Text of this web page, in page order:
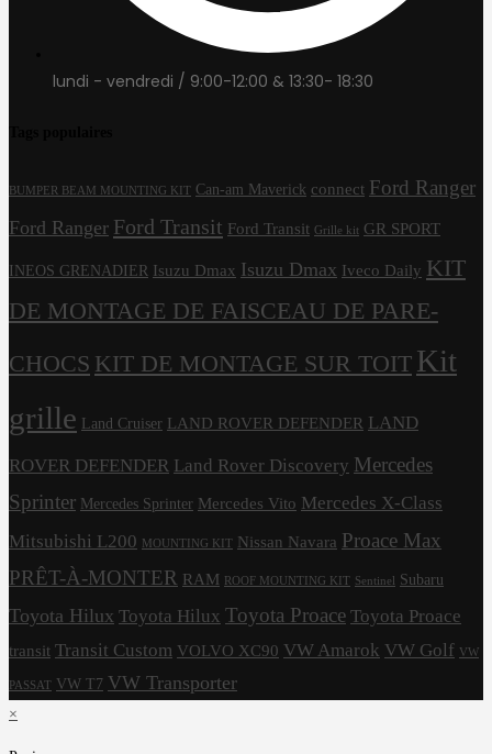
lundi - vendredi / 9:00-12:00 & 13:30- 18:30
BUMPER BEAM MOUNTING KIT Can-am Maverick connect Ford Ranger
Ford Ranger Ford Transit Ford Transit Grille kit GR SPORT
INEOS GRENADIER Isuzu Dmax Isuzu Dmax Iveco Daily KIT
DE MONTAGE DE FAISCEAU DE PARE-
CHOCS KIT DE MONTAGE SUR TOIT Kit
grille Land Cruiser LAND ROVER DEFENDER LAND
ROVER DEFENDER Land Rover Discovery Mercedes
Sprinter Mercedes Sprinter Mercedes Vito Mercedes X-Class
Mitsubishi L200
MOUNTING KIT Nissan Navara Proace Max
PRÊT-À-MONTER RAM ROOF MOUNTING KIT Sentinel Subaru
Toyota Hilux Toyota Hilux Toyota Proace Toyota Proace
transit Transit Custom VOLVO XC90 VW Amarok VW Golf VW
PASSAT VW T7 VW Transporter
×